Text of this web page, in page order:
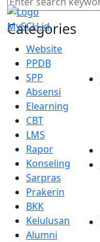
Categories
Website
PPDB
SPP
Absensi
Elearning
CBT
LMS
Rapor
Konseling
Sarpras
Prakerin
BKK
Kelulusan
Alumni